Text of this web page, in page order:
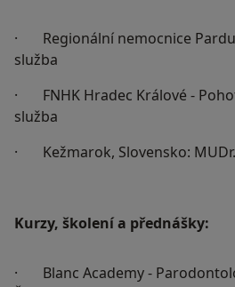
· Regionální nemocnice
služba
· FNHK Hradec Králové -
· Kežmarok, Slovensko:
Kurzy, školení a přednášky:
· Blanc Academy -